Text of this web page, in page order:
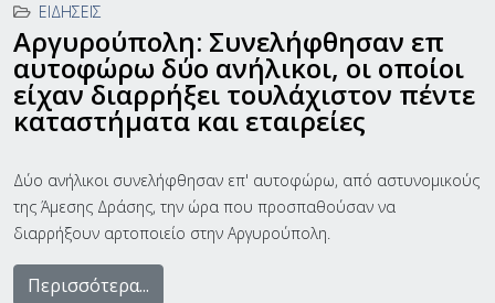
ΕΙΔΉΣΕΙΣ
Αργυρούπολη: Συνελήφθησαν επ
αυτοφώρω δύο ανήλικοι, οι οποίοι
είχαν διαρρήξει τουλάχιστον πέντε
καταστήματα και εταιρείες
Δύο ανήλικοι συνελήφθησαν επ' αυτοφώρω, από αστυνομικούς
της Άμεσης Δράσης, την ώρα που προσπαθούσαν να
διαρρήξουν αρτοποιείο στην Αργυρούπολη.
Περισσότερα...